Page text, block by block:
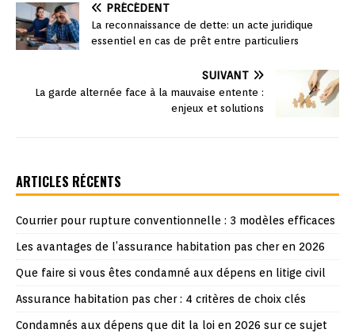
PRÉCÉDENT
La reconnaissance de dette: un acte juridique
essentiel en cas de prêt entre particuliers
SUIVANT
La garde alternée face à la mauvaise entente :
enjeux et solutions
ARTICLES RÉCENTS
Courrier pour rupture conventionnelle : 3 modèles efficaces
Les avantages de l’assurance habitation pas cher en 2026
Que faire si vous êtes condamné aux dépens en litige civil
Assurance habitation pas cher : 4 critères de choix clés
Condamnés aux dépens que dit la loi en 2026 sur ce sujet